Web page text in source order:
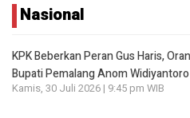
Nasional
KPK Beberkan Peran Gus Haris,
Bupati Pemalang Anom Widiyantoro
Kamis, 30 Juli 2026 | 9:45 pm WIB